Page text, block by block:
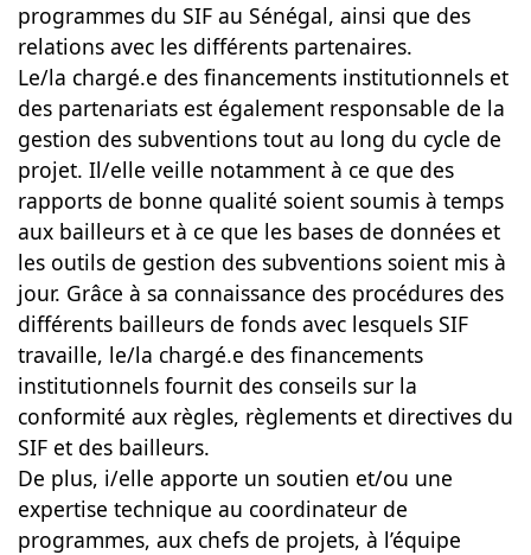
programmes du SIF au Sénégal, ainsi que des
relations avec les différents partenaires.
Le/la chargé.e des financements institutionnels et
des partenariats est également responsable de la
gestion des subventions tout au long du cycle de
projet. Il/elle veille notamment à ce que des
rapports de bonne qualité soient soumis à temps
aux bailleurs et à ce que les bases de données et
les outils de gestion des subventions soient mis à
jour. Grâce à sa connaissance des procédures des
différents bailleurs de fonds avec lesquels SIF
travaille, le/la chargé.e des financements
institutionnels fournit des conseils sur la
conformité aux règles, règlements et directives du
SIF et des bailleurs.
De plus, i/elle apporte un soutien et/ou une
expertise technique au coordinateur de
programmes, aux chefs de projets, à l’équipe